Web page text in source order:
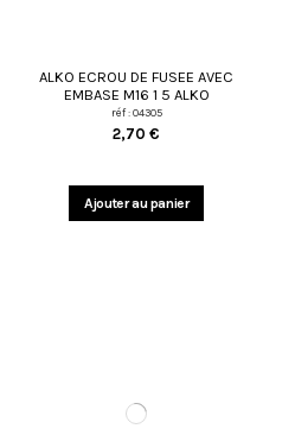
ALKO ECROU DE FUSEE AVEC
EMBASE M16 1 5 ALKO
réf : 04305
2,70 €
Ajouter au panier